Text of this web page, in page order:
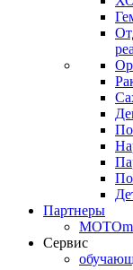
Партнеры
Сервис